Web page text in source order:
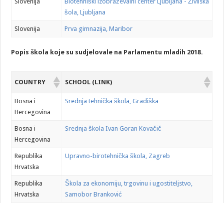
šola, Ljubljana
Slovenija Prva gimnazija, Maribor
Popis škola koje su sudjelovale na Parlamentu mladih 2018.
COUNTRY SCHOOL (LINK)
Bosna i
Hercegovina
Srednja tehnička škola, Gradiška
Bosna i
Hercegovina
Srednja škola Ivan Goran Kovačič
Republika
Hrvatska
Upravno-birotehnička škola, Zagreb
Republika
Hrvatska
Škola za ekonomiju, trgovinu i ugostiteljstvo,
Samobor Branković